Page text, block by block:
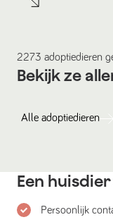
2273 adoptiedieren
Bekijk ze
Alle adoptiedieren
Een
Persoonlijk